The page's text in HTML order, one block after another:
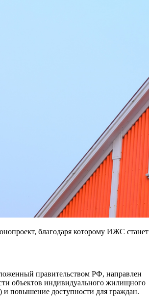
благодаря которому ИЖС станет
правительством РФ, направлен
объектов индивидуального жилищного
и повышение доступности для граждан.